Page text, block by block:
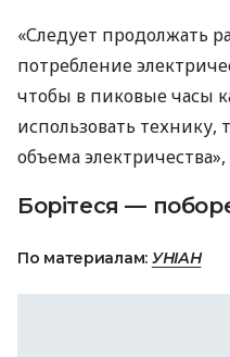
«Следует продолжать
потребление
чтобы в пиковые часы
использовать
объема
Борітеся —
По материалам: УНІАН